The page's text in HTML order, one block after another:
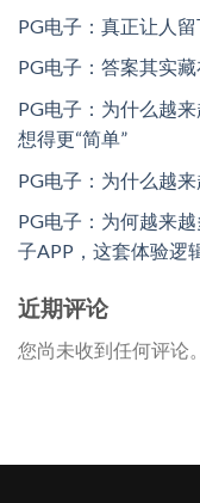
PG电子：真正让人
PG电子：答案其实
PG电子：为什么越
想得更“简单”
PG电子：为什么越
PG电子：为何越来
子APP，这套体验逻
近期评论
您尚未收到任何评论。